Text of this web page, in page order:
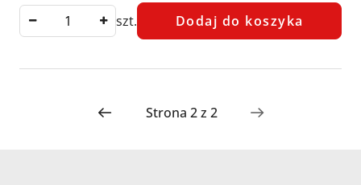
szt. Dodaj do koszyka